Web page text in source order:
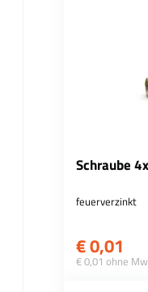
Schraube
feuerverzinkt
€0,01
€ 0,01 ohne